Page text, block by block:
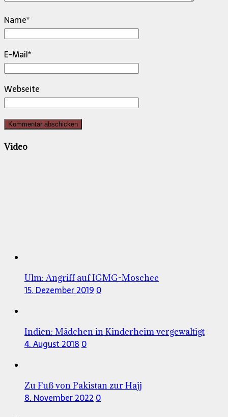
Name*
E-Mail*
Webseite
Video
Ulm: Angriff auf IGMG-Moschee
15. Dezember 2019 0
Indien: Mädchen in Kinderheim vergewaltigt
4. August 2018 0
Zu Fuß von Pakistan zur Hajj
8. November 2022 0